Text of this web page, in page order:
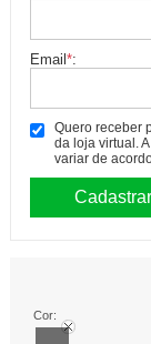
Email*:
Quero receber
da loja virtual.
variar de
Cor: